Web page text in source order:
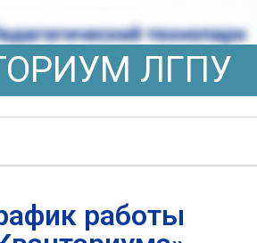
ЛГПУ
работы